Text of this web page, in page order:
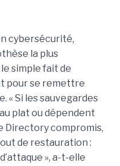
cybersécurité,
la plus
simple fait de
pour se remettre
« Si les sauvegardes
plat ou dépendent
Directory compromis,
de restauration :
», a-t-elle